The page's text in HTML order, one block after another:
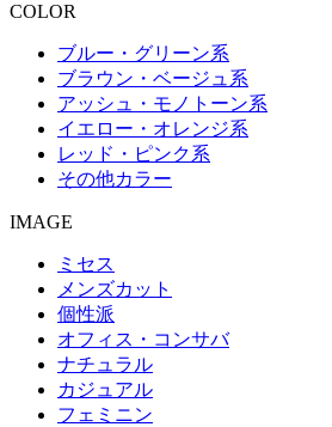
COLOR
ブルー・グリーン系
ブラウン・ベージュ系
アッシュ・モノトーン系
イエロー・オレンジ系
レッド・ピンク系
その他カラー
IMAGE
ミセス
メンズカット
個性派
オフィス・コンサバ
ナチュラル
カジュアル
フェミニン